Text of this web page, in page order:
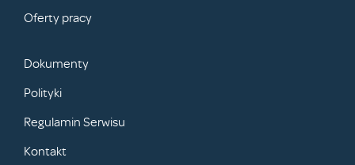
Oferty pracy
Dokumenty
Polityki
Regulamin Serwisu
Kontakt